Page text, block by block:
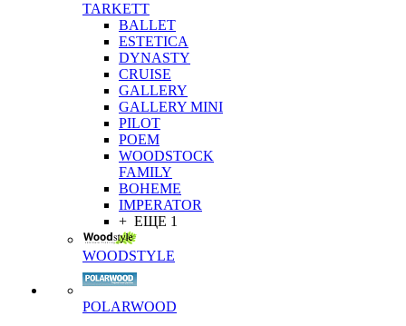
TARKETT
BALLET
ESTETICA
DYNASTY
CRUISE
GALLERY
GALLERY MINI
PILOT
POEM
WOODSTOCK
FAMILY
BOHEME
IMPERATOR
+ ЕЩЕ 1
WOODSTYLE
POLARWOOD